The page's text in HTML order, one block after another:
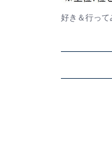
好き＆行っ